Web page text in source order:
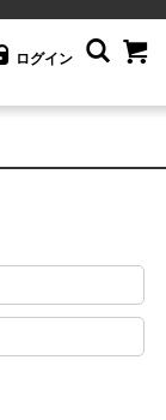
ログイン